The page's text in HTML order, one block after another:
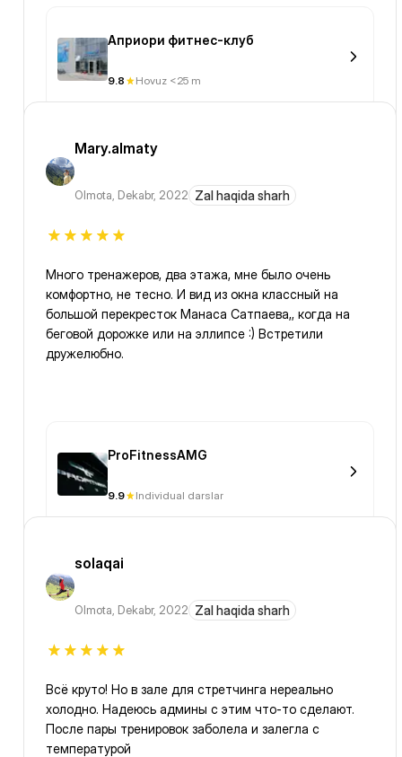
Априори фитнес-клуб
9.8 Hovuz <25 m
Mary.almaty
Olmota, Dekabr, 2022 Zal haqida sharh
Много тренажеров, два этажа, мне было очень
комфортно, не тесно. И вид из окна классный на
большой перекресток Манаса Сатпаева,, когда на
беговой дорожке или на эллипсе :) Встретили
дружелюбно.
ProFitnessAMG
9.9 Individual darslar
solaqai
Olmota, Dekabr, 2022 Zal haqida sharh
Всё круто! Но в зале для стретчинга нереально
холодно. Надеюсь админы с этим что-то сделают.
После пары тренировок заболела и залегла с
температурой